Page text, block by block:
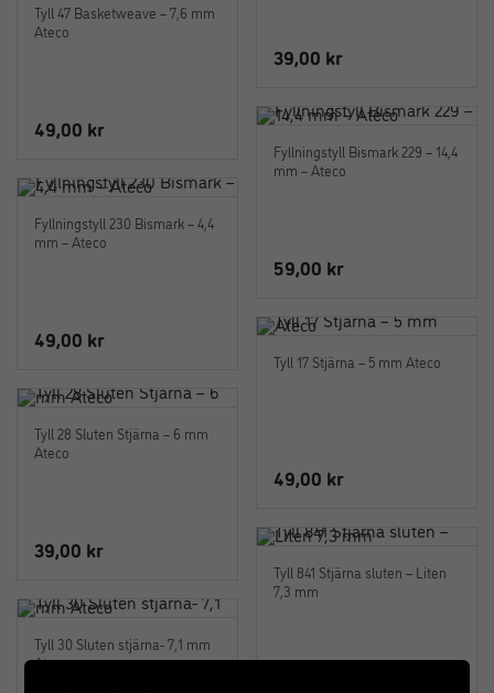
39,00 kr
Tyll 47 Basketweave – 7,6 mm
Ateco
49,00 kr
Fyllningstyll Bismark 229 – 14,4
mm – Ateco
59,00 kr
Fyllningstyll 230 Bismark – 4,4
mm – Ateco
49,00 kr
Tyll 17 Stjärna – 5 mm Ateco
49,00 kr
Tyll 28 Sluten Stjärna – 6 mm
Ateco
39,00 kr
Tyll 841 Stjärna sluten – Liten
7,3 mm
Tyll 30 Sluten stjärna- 7,1 mm
Ateco